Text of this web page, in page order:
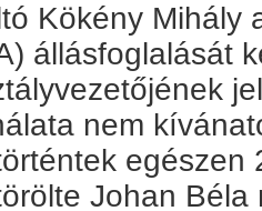
Kökény Mihály
állásfoglalását
nem
egészen
Johan